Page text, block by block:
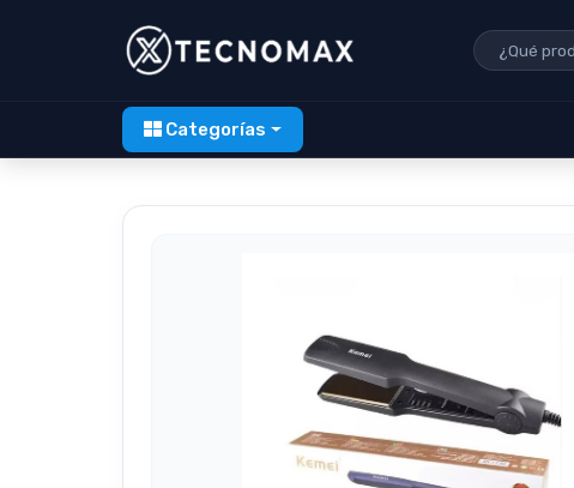
Categorías